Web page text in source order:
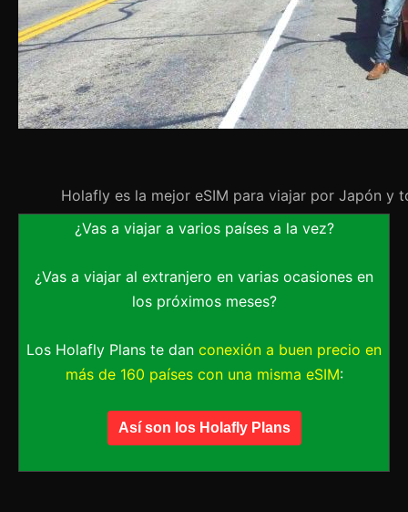
Holafly es la mejor eSIM para viajar por Japón
¿Vas a viajar a varios países a la vez?
¿Vas a viajar al extranjero en varias ocasiones en
los próximos meses?
Los Holafly Plans te dan conexión a buen precio en
más de 160 países con una misma eSIM:
Así son los Holafly Plans